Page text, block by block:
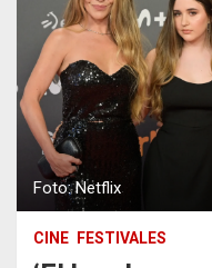
Foto: Netflix
CINE FESTIVALES